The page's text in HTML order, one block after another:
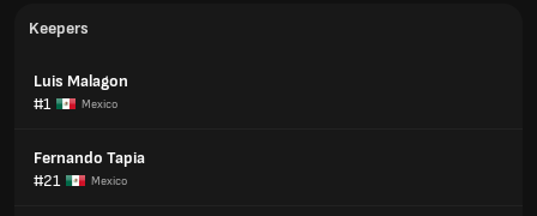
Keepers
Luis Malagon
#1
Mexico
Fernando Tapia
#21
Mexico